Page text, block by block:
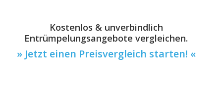
Kostenlos & unverbindlich
Entrümpelungsangebote vergleichen.
» Jetzt einen Preisvergleich starten! «